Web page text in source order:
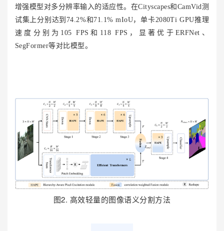
增强模型对多分辨率输入的适应性。在Cityscapes和CamVid测
试集上分别达到74.2%和71.1% mIoU，单卡2080Ti GPU推理
速度分别为105 FPS和118 FPS，显著优于ERFNet、
SegFormer等对比模型。
图2. 高效轻量的图像语义分割方法